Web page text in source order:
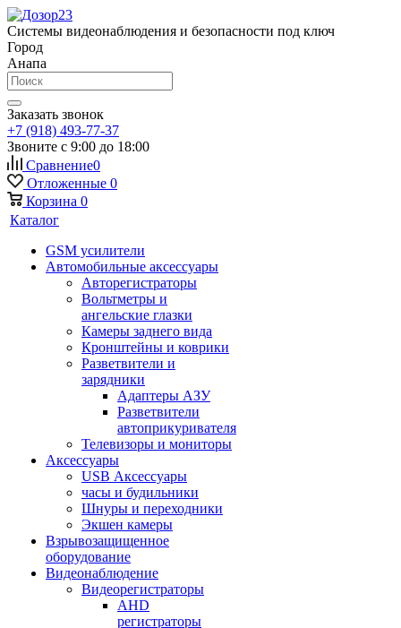
Системы видеонаблюдения и безопасности под ключ
Город
Анапа
Заказать звонок
+7 (918) 493-77-37
Звоните с 9:00 до 18:00
Сравнение0
Отложенные 0
Корзина 0
Каталог
GSM усилители
Автомобильные аксессуары
Авторегистраторы
Вольтметры и
ангельские глазки
Камеры заднего вида
Кронштейны и коврики
Разветвители и
зарядники
Адаптеры АЗУ
Разветвители
автоприкуривателя
Телевизоры и мониторы
Аксессуары
USB Аксессуары
часы и будильники
Шнуры и переходники
Экшен камеры
Взрывозащищенное
оборудование
Видеонаблюдение
Видеорегистраторы
AHD
регистраторы